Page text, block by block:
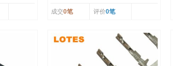
成交0笔 评价0笔